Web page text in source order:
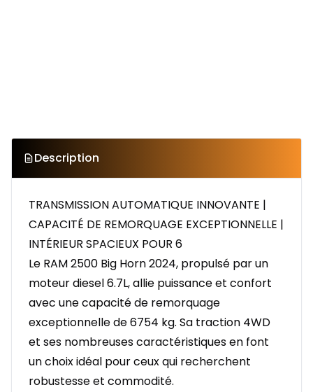
Description
TRANSMISSION AUTOMATIQUE INNOVANTE |
CAPACITÉ DE REMORQUAGE EXCEPTIONNELLE |
INTÉRIEUR SPACIEUX POUR 6
Le RAM 2500 Big Horn 2024, propulsé par un
moteur diesel 6.7L, allie puissance et confort
avec une capacité de remorquage
exceptionnelle de 6754 kg. Sa traction 4WD
et ses nombreuses caractéristiques en font
un choix idéal pour ceux qui recherchent
robustesse et commodité.